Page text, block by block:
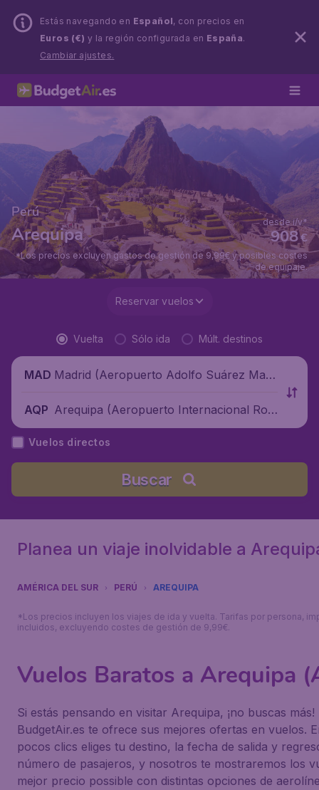
Estás navegando en Español, con precios en
Euros (€) y la región configurada en España.
Cambiar ajustes.
Perú
Arequipa €
908
desde i/v*
*Los precios excluyen gastos de gestión de 9,99€ y posibles costes
de equipaje.
Reservar vuelos
Vuelta Sólo ida Múlt. destinos
MAD Madrid (Aeropuerto Adolfo Suárez Madr
AQP Arequipa (Aeropuerto Internacional Rod
ríguez Ballón), Perú
Vuelos directos
Buscar
Planea un viaje inolvidable a
AMÉRICA DEL SUR PERÚ AREQUIPA
*Los precios incluyen los viajes de ida y vuelta. Tarifas por persona,
incluidos, excluyendo costes de gestión de 9,99€.
Vuelos Baratos a Arequipa
Si estás pensando en visitar Arequipa, ¡no buscas más!
BudgetAir.es te ofrece sus mejores ofertas en vuelos.
pocos clics eliges tu destino, la fecha de salida y
número de pasajeros, y nosotros te mostraremos los
mejor precio possible con distintas opciones de